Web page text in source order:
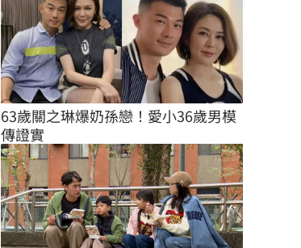
63歲關之琳爆奶孫戀！愛小36歲男模
傳證實